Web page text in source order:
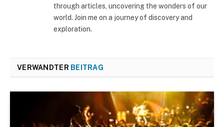
through articles, uncovering the wonders of our
world. Join me on a journey of discovery and
exploration.
VERWANDTER BEITRAG